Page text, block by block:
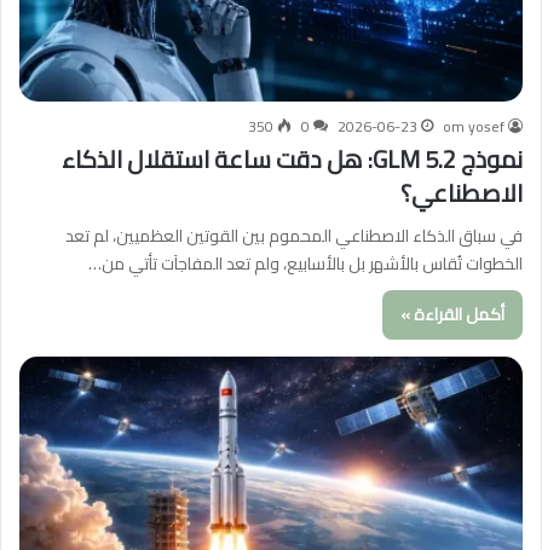
om yosef
2026-06-23
0
350
نموذج GLM 5.2: هل دقت ساعة استقلال الذكاء
الاصطناعي؟
في سباق الذكاء الاصطناعي المحموم بين القوتين العظميين، لم تعد
الخطوات تُقاس بالأشهر بل بالأسابيع، ولم تعد المفاجآت تأتي من…
أكمل القراءة »